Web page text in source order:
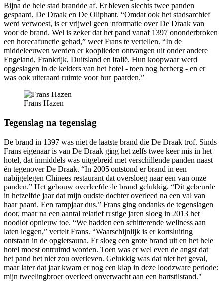
Bijna de hele stad brandde af. Er bleven slechts twee panden
gespaard, De Draak en De Oliphant. “Omdat ook het stadsarchief
werd verwoest, is er vrijwel geen informatie over De Draak van
voor de brand. Wel is zeker dat het pand vanaf 1397 ononderbroken
een horecafunctie gehad,” weet Frans te vertellen. “In de
middeleeuwen werden er kooplieden ontvangen uit onder andere
Engeland, Frankrijk, Duitsland en Italië. Hun koopwaar werd
opgeslagen in de kelders van het hotel - toen nog herberg - en er
was ook uiteraard ruimte voor hun paarden.”
Frans Hazen
Tegenslag na tegenslag
De brand in 1397 was niet de laatste brand die De Draak trof. Sinds
Frans eigenaar is van De Draak ging het zelfs twee keer mis in het
hotel, dat inmiddels was uitgebreid met verschillende panden naast
én tegenover De Draak. “In 2005 ontstond er brand in een
nabijgelegen Chinees restaurant dat oversloeg naar een van onze
panden.” Het gebouw overleefde de brand gelukkig. “Dit gebeurde
in hetzelfde jaar dat mijn oudste dochter overleed na een val van
haar paard. Een rampjaar dus.” Frans ging ondanks de tegenslagen
door, maar na een aantal relatief rustige jaren sloeg in 2013 het
noodlot opnieuw toe. “We hadden een schitterende wellness aan
laten leggen,” vertelt Frans. “Waarschijnlijk is er kortsluiting
ontstaan in de opgietsauna. Er sloeg een grote brand uit en het hele
hotel moest ontruimd worden. Toen was er wel even de angst dat
het pand het niet zou overleven. Gelukkig was dat niet het geval,
maar later dat jaar kwam er nog een klap in deze loodzware periode:
mijn tweelingbroer overleed onverwacht aan een hartstilstand."